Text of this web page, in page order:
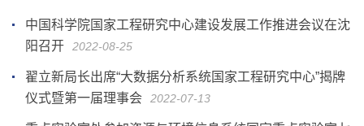
中国科学院国家工程研究中心建设发展工作推进会议在沈
阳召开
2022-08-25
翟立新局长出席“大数据分析系统国家工程研究中心”揭牌
仪式暨第一届理事会
2022-07-13